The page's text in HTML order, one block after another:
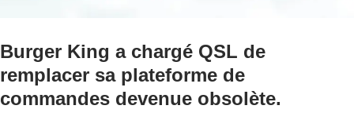
Burger King a chargé QSL de
remplacer sa plateforme de
commandes devenue obsolète.